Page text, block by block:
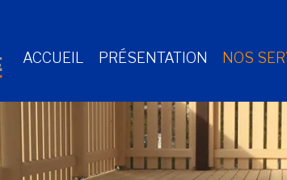
ACCUEIL PRÉSENTATION NOS